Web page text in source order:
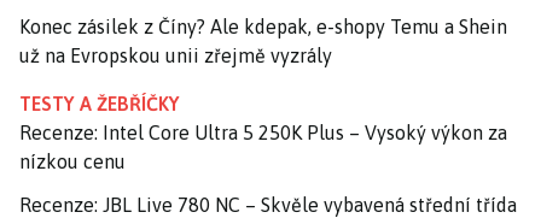
Konec zásilek z Číny? Ale kdepak, e-shopy Temu a Shein
už na Evropskou unii zřejmě vyzrály
TESTY A ŽEBŘÍČKY
Recenze: Intel Core Ultra 5 250K Plus – Vysoký výkon za
nízkou cenu
Recenze: JBL Live 780 NC – Skvěle vybavená střední třída